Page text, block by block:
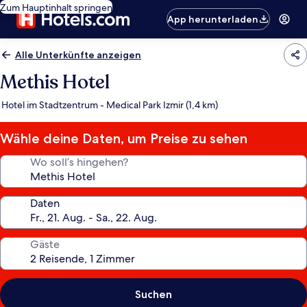
Zum Hauptinhalt springen
App herunterladen
Alle Unterkünfte anzeigen
Methis Hotel
Hotel im Stadtzentrum - Medical Park Izmir (1,4 km)
Wähle deine Daten, um Preise zu sehen
Wo soll’s hingehen?
Daten
Gäste
Suchen